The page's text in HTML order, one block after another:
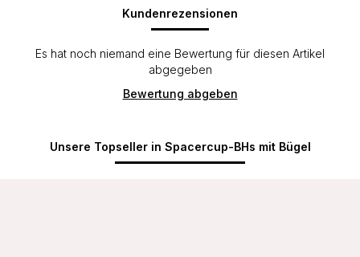
Kundenrezensionen
Es hat noch niemand eine Bewertung für diesen Artikel
abgegeben
Bewertung abgeben
Unsere Topseller in Spacercup-BHs mit Bügel